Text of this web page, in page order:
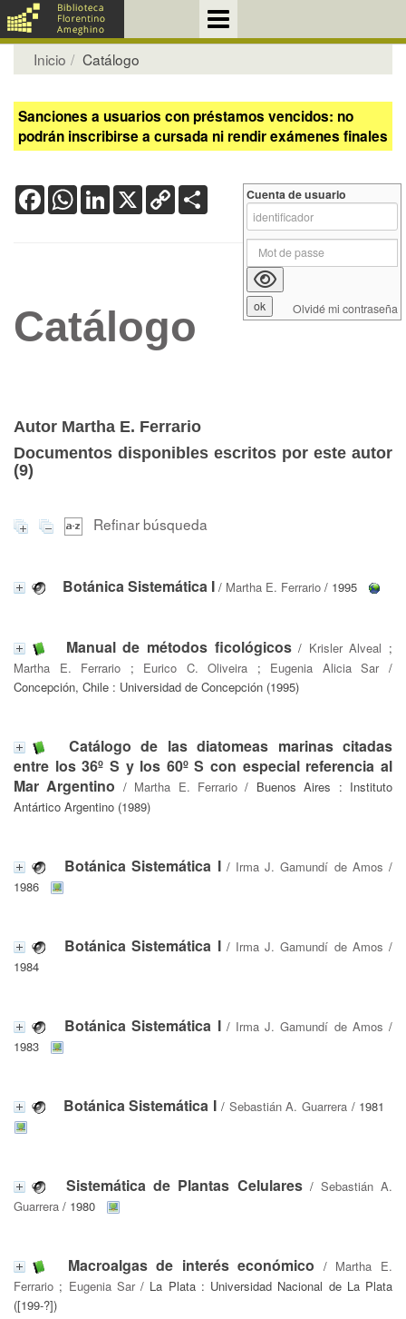
Inicio Catálogo
Sanciones a usuarios con préstamos vencidos: no
podrán inscribirse a cursada ni rendir exámenes finales
FacebookWhatsApp
LinkedIn
X Copy
Link
Catálogo
Autor Martha E. Ferrario
Documentos disponibles escritos por este autor
(9)
Refinar búsqueda
Botánica Sistemática I / Martha E. Ferrario / 1995
Manual de métodos ficológicos/ Krisler Alveal ;
Martha E. Ferrario ; Eurico C. Oliveira ; Eugenia Alicia Sar/
Concepción, Chile : Universidad de Concepción (1995)
Catálogo de las diatomeas marinas citadas
entre los 36º S y los 60º S con especial referencia al
Mar Argentino / Martha E. Ferrario / Buenos Aires : Instituto
Antártico Argentino (1989)
Botánica Sistemática I/ Irma J. Gamundí de Amos /
1986
Botánica Sistemática I/ Irma J. Gamundí de Amos /
1984
Botánica Sistemática I/ Irma J. Gamundí de Amos /
1983
Botánica Sistemática I / Sebastián A. Guarrera/ 1981
Sistemática de Plantas Celulares/ Sebastián A.
Guarrera / 1980
Macroalgas de interés económico / Martha E.
Ferrario ; Eugenia Sar/ La Plata : Universidad Nacional de La Plata
([199-?])
Cuenta de usuario
Olvidé mi contraseña